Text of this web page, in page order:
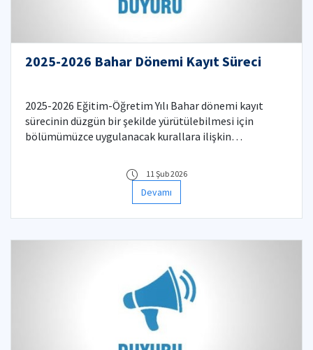
2025-2026 Bahar Dönemi Kayıt Süreci
2025-2026 Eğitim-Öğretim Yılı Bahar dönemi kayıt
sürecinin düzgün bir şekilde yürütülebilmesi için
bölümümüzce uygulanacak kurallara ilişkin
11 Şub 2026
Devamı